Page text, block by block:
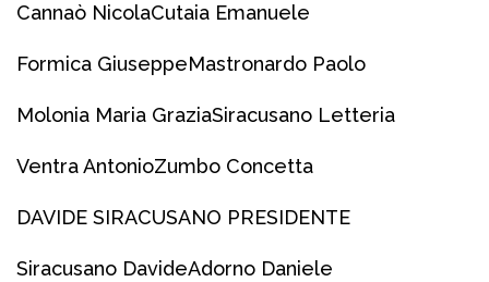
Cannaò NicolaCutaia Emanuele
Formica GiuseppeMastronardo Paolo
Molonia Maria GraziaSiracusano Letteria
Ventra AntonioZumbo Concetta
DAVIDE SIRACUSANO PRESIDENTE
Siracusano DavideAdorno Daniele